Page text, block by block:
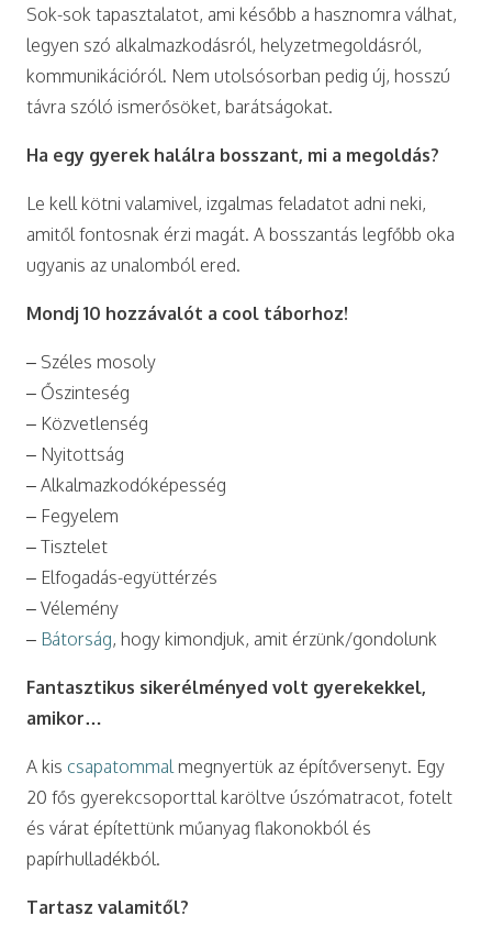
Sok-sok tapasztalatot, ami később a hasznomra válhat,
legyen szó alkalmazkodásról, helyzetmegoldásról,
kommunikációról. Nem utolsósorban pedig új, hosszú
távra szóló ismerősöket, barátságokat.
Ha egy gyerek halálra bosszant, mi a megoldás?
Le kell kötni valamivel, izgalmas feladatot adni neki,
amitől fontosnak érzi magát. A bosszantás legfőbb oka
ugyanis az unalomból ered.
Mondj 10 hozzávalót a cool táborhoz!
– Széles mosoly
– Őszinteség
– Közvetlenség
– Nyitottság
– Alkalmazkodóképesség
– Fegyelem
– Tisztelet
– Elfogadás-együttérzés
– Vélemény
– Bátorság, hogy kimondjuk, amit érzünk/gondolunk
Fantasztikus sikerélményed volt gyerekekkel,
amikor…
A kis csapatommal megnyertük az építőversenyt. Egy
20 fős gyerekcsoporttal karöltve úszómatracot, fotelt
és várat építettünk műanyag flakonokból és
papírhulladékból.
Tartasz valamitől?